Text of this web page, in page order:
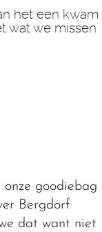
het een kwam
wat we missen
goodiebag
Bergdorf
dat want niet